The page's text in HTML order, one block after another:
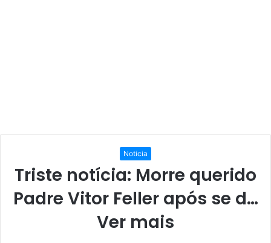
Noticia
Triste notícia: Morre querido
Padre Vitor Feller após se d…
Ver mais